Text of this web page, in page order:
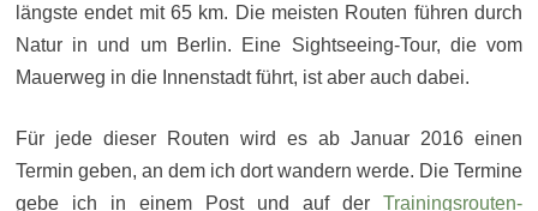
längste endet mit 65 km. Die meisten Routen führen durch
Natur in und um Berlin. Eine Sightseeing-Tour, die vom
Mauerweg in die Innenstadt führt, ist aber auch dabei.
Für jede dieser Routen wird es ab Januar 2016 einen
Termin geben, an dem ich dort wandern werde. Die Termine
gebe ich in einem Post und auf derTrainingsrouten-